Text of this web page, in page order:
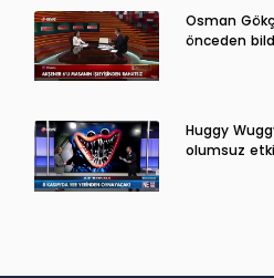
Osman
önceden
Huggy
olumsuz